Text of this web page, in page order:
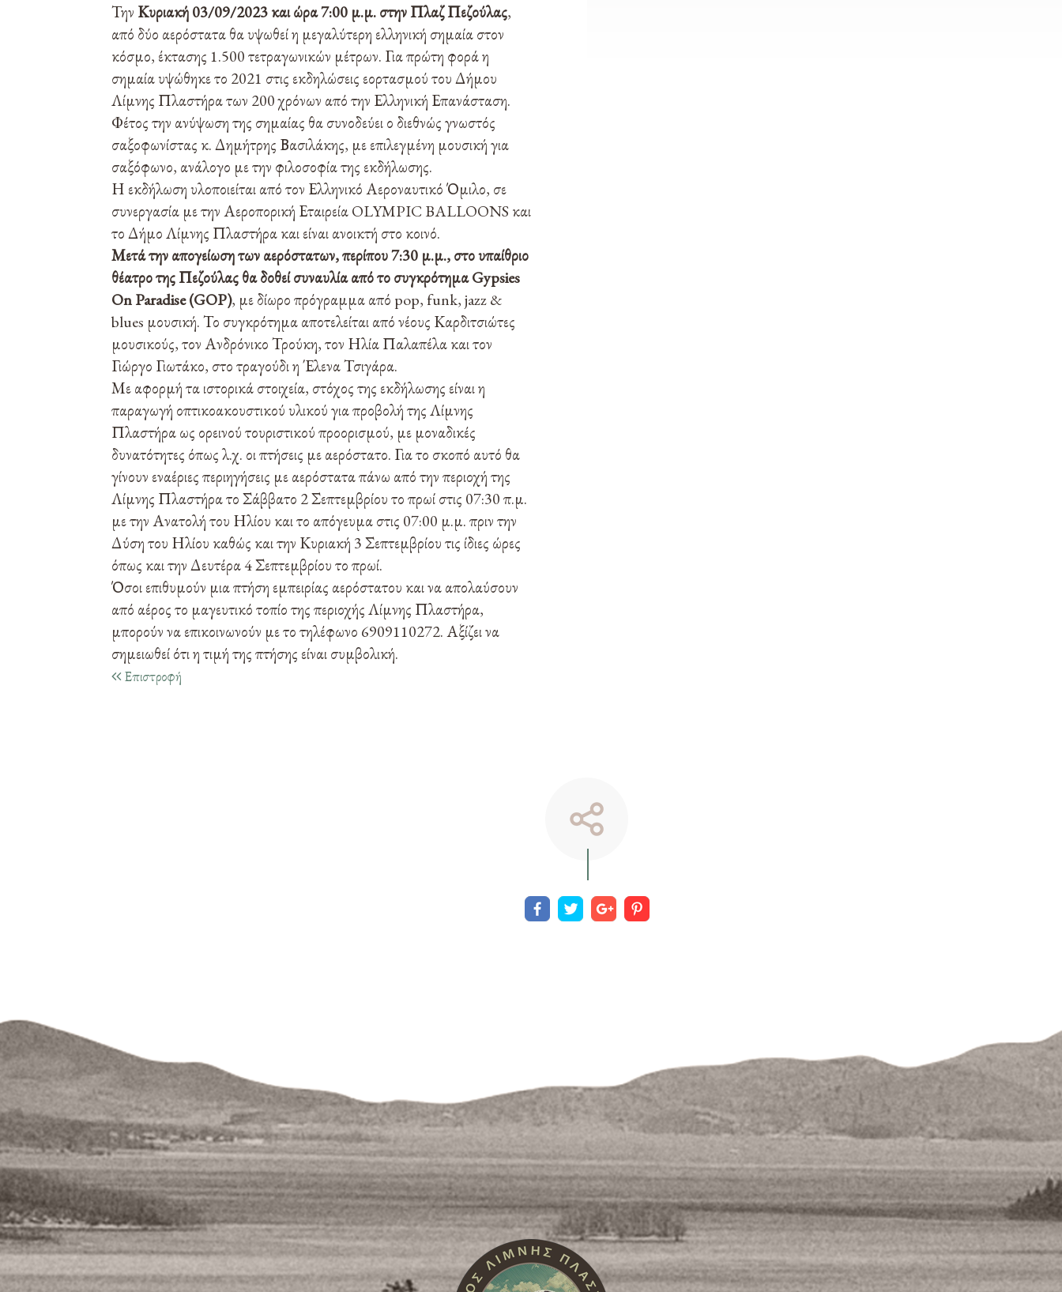
Την Κυριακή 03/09/2023 και ώρα 7:00 μ.μ. στην Πλαζ Πεζούλας,
από δύο αερόστατα θα υψωθεί η μεγαλύτερη ελληνική σημαία στον
κόσμο, έκτασης 1.500 τετραγωνικών μέτρων. Για πρώτη φορά η
σημαία υψώθηκε το 2021 στις εκδηλώσεις εορτασμού του Δήμου
Λίμνης Πλαστήρα των 200 χρόνων από την Ελληνική Επανάσταση.
Φέτος την ανύψωση της σημαίας θα συνοδεύει ο διεθνώς γνωστός
σαξοφωνίστας κ. Δημήτρης Βασιλάκης, με επιλεγμένη μουσική για
σαξόφωνο, ανάλογο με την φιλοσοφία της εκδήλωσης.
Η εκδήλωση υλοποιείται από τον Ελληνικό Αεροναυτικό Όμιλο, σε
συνεργασία με την Αεροπορική Εταιρεία OLYMPIC BALLOONS και
το Δήμο Λίμνης Πλαστήρα και είναι ανοικτή στο κοινό.
Μετά την απογείωση των αερόστατων, περίπου 7:30 μ.μ., στο υπαίθριο
θέατρο της Πεζούλας θα δοθεί συναυλία από το συγκρότημα Gypsies
On Paradise (GOP), με δίωρο πρόγραμμα από pop, funk, jazz &
blues μουσική. Το συγκρότημα αποτελείται από νέους Καρδιτσιώτες
μουσικούς, τον Ανδρόνικο Τρούκη, τον Ηλία Παλαπέλα και τον
Γιώργο Γιωτάκο, στο τραγούδι η Έλενα Τσιγάρα.
Με αφορμή τα ιστορικά στοιχεία, στόχος της εκδήλωσης είναι η
παραγωγή οπτικοακουστικού υλικού για προβολή της Λίμνης
Πλαστήρα ως ορεινού τουριστικού προορισμού, με μοναδικές
δυνατότητες όπως λ.χ. οι πτήσεις με αερόστατο. Για το σκοπό αυτό θα
γίνουν εναέριες περιηγήσεις με αερόστατα πάνω από την περιοχή της
Λίμνης Πλαστήρα το Σάββατο 2 Σεπτεμβρίου το πρωί στις 07:30 π.μ.
με την Ανατολή του Ηλίου και το απόγευμα στις 07:00 μ.μ. πριν την
Δύση του Ηλίου καθώς και την Κυριακή 3 Σεπτεμβρίου τις ίδιες ώρες
όπως και την Δευτέρα 4 Σεπτεμβρίου το πρωί.
Όσοι επιθυμούν μια πτήση εμπειρίας αερόστατου και να απολαύσουν
από αέρος το μαγευτικό τοπίο της περιοχής Λίμνης Πλαστήρα,
μπορούν να επικοινωνούν με το τηλέφωνο 6909110272. Αξίζει να
σημειωθεί ότι η τιμή της πτήσης είναι συμβολική.
Επιστροφή